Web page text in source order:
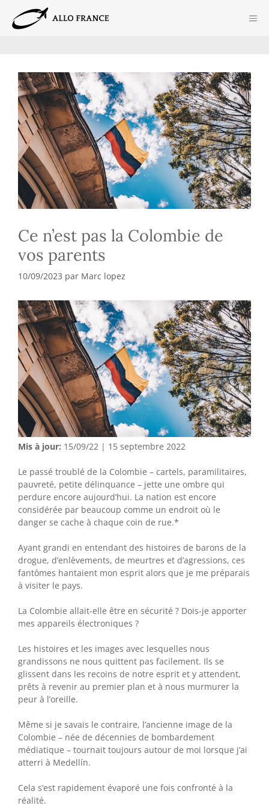
contenu
Ce n’est pas la Colombie de
vos parents
10/09/2023 par Marc lopez
Mis à jour: 15/09/22 | 15 septembre 2022
Le passé troublé de la Colombie – cartels, paramilitaires,
pauvreté, petite délinquance – jette une ombre qui
perdure encore aujourd’hui. La nation est encore
considérée par beaucoup comme un endroit où le
danger se cache à chaque coin de rue.*
Ayant grandi en entendant des histoires de barons de la
drogue, d’enlèvements, de meurtres et d’agressions, ces
fantômes hantaient mon esprit alors que je me préparais
à visiter le pays.
La Colombie allait-elle être en sécurité ? Dois-je apporter
mes appareils électroniques ?
Les histoires et les images avec lesquelles nous
grandissons ne nous quittent pas facilement. Ils se
glissent dans les recoins de notre esprit et y attendent,
prêts à revenir au premier plan et à nous murmurer la
peur à l’oreille.
Même si je savais le contraire, l’ancienne image de la
Colombie – née de décennies de bombardement
médiatique – tournait toujours autour de moi lorsque j’ai
atterri à Medellín.
Cela s’est rapidement évaporé une fois confronté à la
réalité.